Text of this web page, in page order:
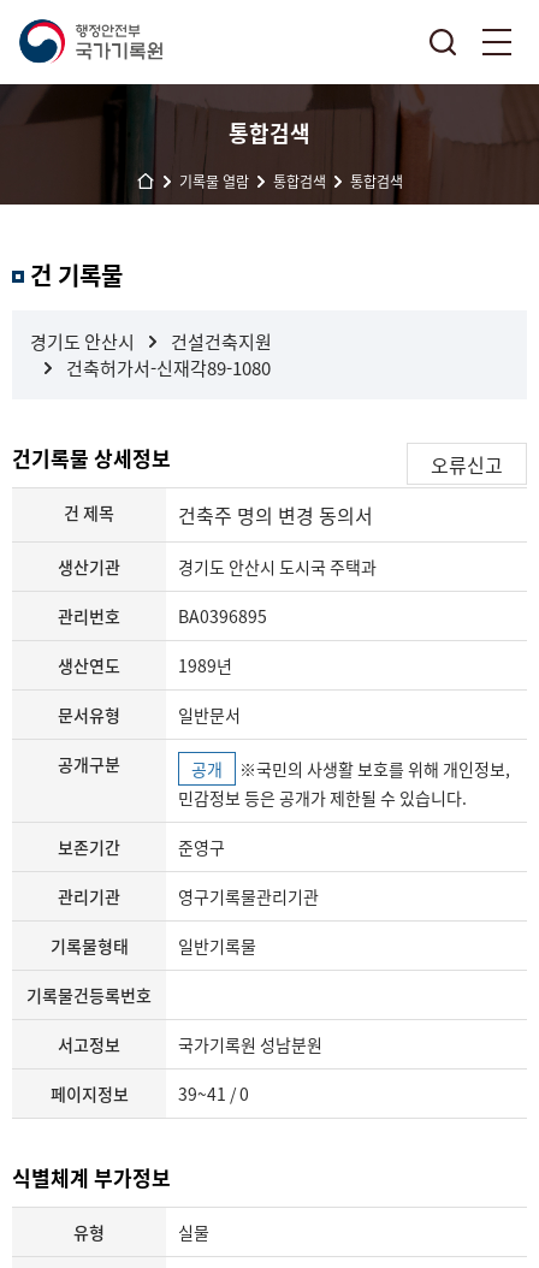
통합검색
기록물 열람 통합검색 통합검색
과 건 기록물
경기도 안산시
건설건축지원
건축허가서-신재각89-1080
건기록물 상세정보 오류신고
건 제목 건축주 명의 변경 동의서
생산기관 경기도 안산시 도시국 주택과
관리번호 BA0396895
생산연도 1989년
문서유형 일반문서
공개구분 공개
민감정보 등은 공개가 제한될 수 있습니다.
보존기간 준영구
관리기관 영구기록물관리기관
기록물형태 일반기록물
기록물건등록번호
서고정보 국가기록원 성남분원
페이지정보 39~41 / 0
식별체계 부가정보
유형 실물